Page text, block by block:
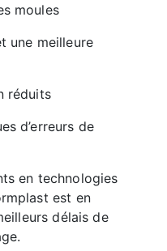
moules
une meilleure
réduits
d’erreurs de
en technologies
est en
délais de